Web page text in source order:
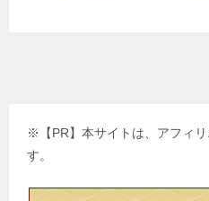
※【PR】本サイトは、アフィ
す。